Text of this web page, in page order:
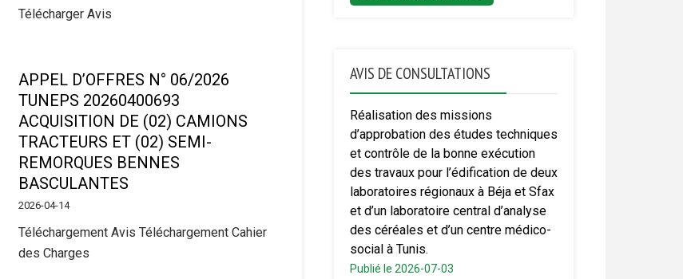
Télécharger Avis
APPEL D’OFFRES N° 06/2026
TUNEPS 20260400693
ACQUISITION DE (02) CAMIONS
TRACTEURS ET (02) SEMI-
REMORQUES BENNES
BASCULANTES
2026-04-14
Téléchargement Avis Téléchargement Cahier
des Charges
AVIS DE CONSULTATIONS
Réalisation des missions
d’approbation des études techniques
et contrôle de la bonne exécution
des travaux pour l’édification de deux
laboratoires régionaux à Béja et Sfax
et d’un laboratoire central d’analyse
des céréales et d’un centre médico-
social à Tunis.
Publié le 2026-07-03